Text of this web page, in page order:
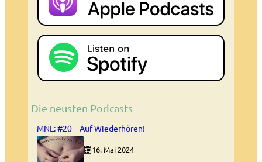
Die neusten Podcasts
MNL: #20 – Auf Wiederhören!
16. Mai 2024